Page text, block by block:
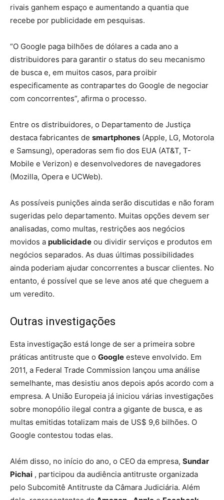
rivais ganhem espaço e aumentando a quantia que
recebe por publicidade em pesquisas.
“O Google paga bilhões de dólares a cada ano a
distribuidores para garantir o status do seu mecanismo
de busca e, em muitos casos, para proibir
especificamente as contrapartes do Google de negociar
com concorrentes”, afirma o processo.
Entre os distribuidores, o Departamento de Justiça
destaca fabricantes de smartphones (Apple, LG, Motorola
e Samsung), operadoras sem fio dos EUA (AT&T, T-
Mobile e Verizon) e desenvolvedores de navegadores
(Mozilla, Opera e UCWeb).
As possíveis punições ainda serão discutidas e não foram
sugeridas pelo departamento. Muitas opções devem ser
analisadas, como multas, restrições aos negócios
movidos a publicidade ou dividir serviços e produtos em
negócios separados. As duas últimas possibilidades
ainda poderiam ajudar concorrentes a buscar clientes. No
entanto, é possível que se leve anos até que cheguem a
um veredito.
Outras investigações
Esta investigação está longe de ser a primeira sobre
práticas antitruste que o Google esteve envolvido. Em
2011, a Federal Trade Commission lançou uma análise
semelhante, mas desistiu anos depois após acordo com a
empresa. A União Europeia já iniciou várias investigações
sobre monopólio ilegal contra a gigante de busca, e as
multas emitidas totalizam mais de US$ 9,6 bilhões. O
Google contestou todas elas.
Além disso, no início do ano, o CEO da empresa, Sundar
Pichai , participou da audiência antitruste organizada
pelo Subcomitê Antitruste da Câmara Judiciária. Além